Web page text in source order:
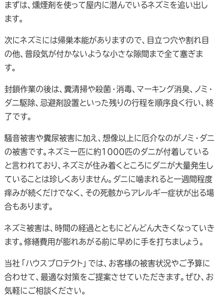
まずは、燻煙剤を使って屋内に潜んでいるネズミを追い出し
ます。
次にネズミには帰巣本能がありますので、目立つ穴や割れ目
の他、普段気が付かないような小さな隙間まで全て塞ぎま
す。
封鎖作業の後は、糞清掃や殺菌・消毒、マーキング消臭、ノミ・
ダニ駆除、忌避剤設置といった残りの行程を順序良く行い、終
了です。
騒音被害や糞尿被害に加え、想像以上に厄介なのがノミ・ダニ
の被害です。ネズミ一匹に約1000匹のダニが付着している
と言われており、ネズミが住み着くところにダニが大量発生し
ていることは珍しくありません。ダニに噛まれると一週間程度
痒みが続くだけでなく、その死骸からアレルギー症状が出る場
合もあります。
ネズミ被害は、時間の経過とともにどんどん大きくなっていき
ます。修繕費用が膨れあがる前に早めに手を打ちましょう。
当社「ハウスプロテクト」では、お客様の被害状況やご予算に
合わせて、最適な対策をご提案させていただきます。ぜひ、お
気軽にご相談ください。